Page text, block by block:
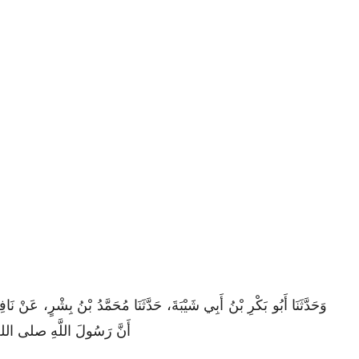
وَحَدَّثَنَا أَبُو بَكْرِ بْنُ أَبِي شَيْبَةَ، حَدَّثَنَا مُحَمَّدُ بْنُ بِشْرٍ، عَنْ
أَنَّ رَسُولَ اللَّهِ صلى